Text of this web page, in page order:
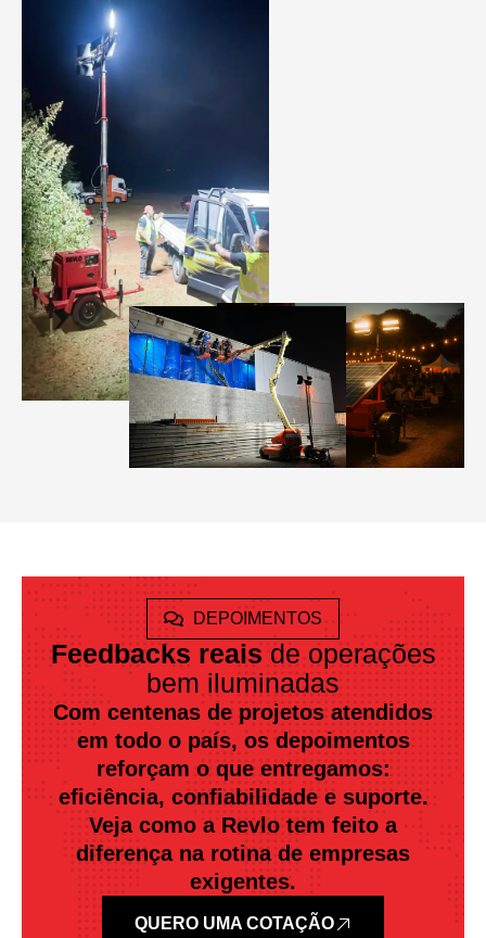
DEPOIMENTOS
Feedbacks reaisde operações
bem iluminadas
Com centenas de projetos atendidos
em todo o país, os depoimentos
reforçam o que entregamos:
eficiência, confiabilidade e suporte.
Veja como a Revlo tem feito a
diferença na rotina de empresas
exigentes.
QUERO UMA COTAÇÃO